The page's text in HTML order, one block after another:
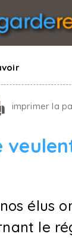
imprimer la
élus
le